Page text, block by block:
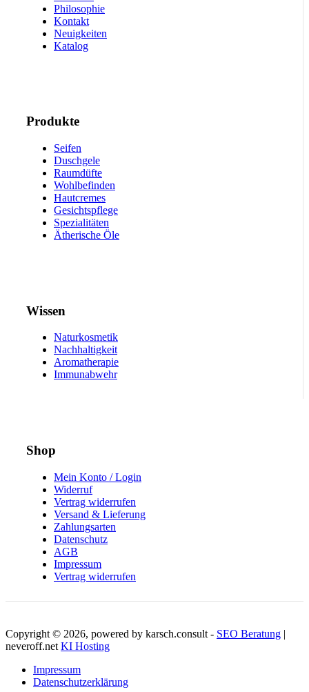
Philosophie
Kontakt
Neuigkeiten
Katalog
Produkte
Seifen
Duschgele
Raumdüfte
Wohlbefinden
Hautcremes
Gesichtspflege
Spezialitäten
Ätherische Öle
Wissen
Naturkosmetik
Nachhaltigkeit
Aromatherapie
Immunabwehr
Shop
Mein Konto / Login
Widerruf
Vertrag widerrufen
Versand & Lieferung
Zahlungsarten
Datenschutz
AGB
Impressum
Vertrag widerrufen
Copyright © 2026, powered by karsch.consult - SEO Beratung |
neveroff.net KI Hosting
Impressum
Datenschutzerklärung